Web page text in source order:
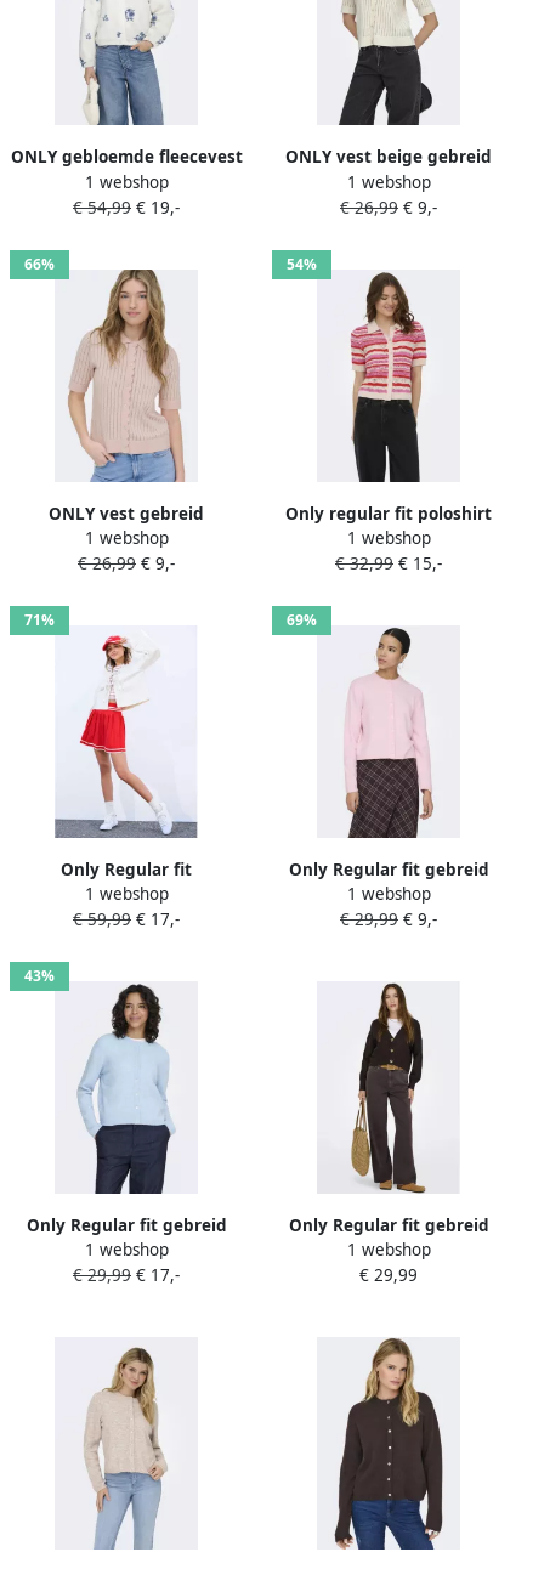
ONLY gebloemde fleecevest
wit
1 webshop
€ 54,99 € 19,-
ONLY vest beige gebreid
1 webshop
€ 26,99 € 9,-
66%
ONLY vest gebreid
1 webshop
€ 26,99 € 9,-
54%
Only regular fit poloshirt
van knitwear model 'LULA'
1 webshop
€ 32,99 € 15,-
71%
Only Regular fit
jeansblouse van puur
katoen model 'ELSA'
1 webshop
€ 59,99 € 17,-
69%
Only Regular fit gebreid
jack met enkele
knoopsluiting model
1 webshop
€ 29,99 € 9,-
43%
Only Regular fit gebreid
jack met enkelrijige
knoopsluiting Model
1 webshop
€ 29,99 € 17,-
Only Regular fit gebreid
jack met enkelrijige
knoopsluiting Model
1 webshop
€ 29,99